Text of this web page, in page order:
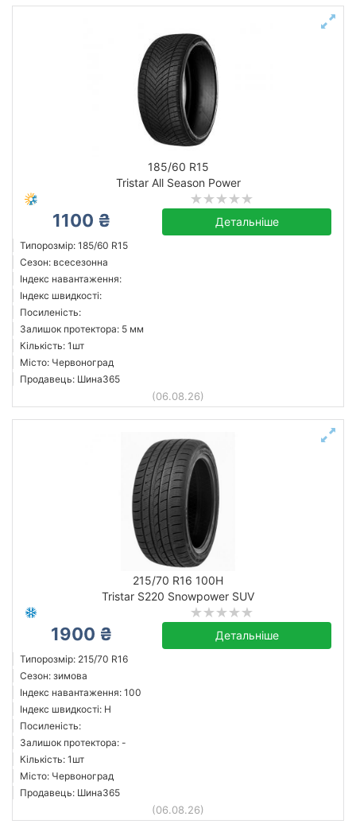
185/60 R15
Tristar All Season Power
1100 ₴ Детальніше
Типорозмір: 185/60 R15
Сезон: всесезонна
Індекс навантаження:
Індекс швидкості:
Посиленість:
Залишок протектора: 5 мм
Кількість: 1шт
Місто: Червоноград
Продавець: Шина365
(06.08.26)
215/70 R16 100H
Tristar S220 Snowpower SUV
1900 ₴ Детальніше
Типорозмір: 215/70 R16
Сезон: зимова
Індекс навантаження: 100
Індекс швидкості: H
Посиленість:
Залишок протектора: -
Кількість: 1шт
Місто: Червоноград
Продавець: Шина365
(06.08.26)